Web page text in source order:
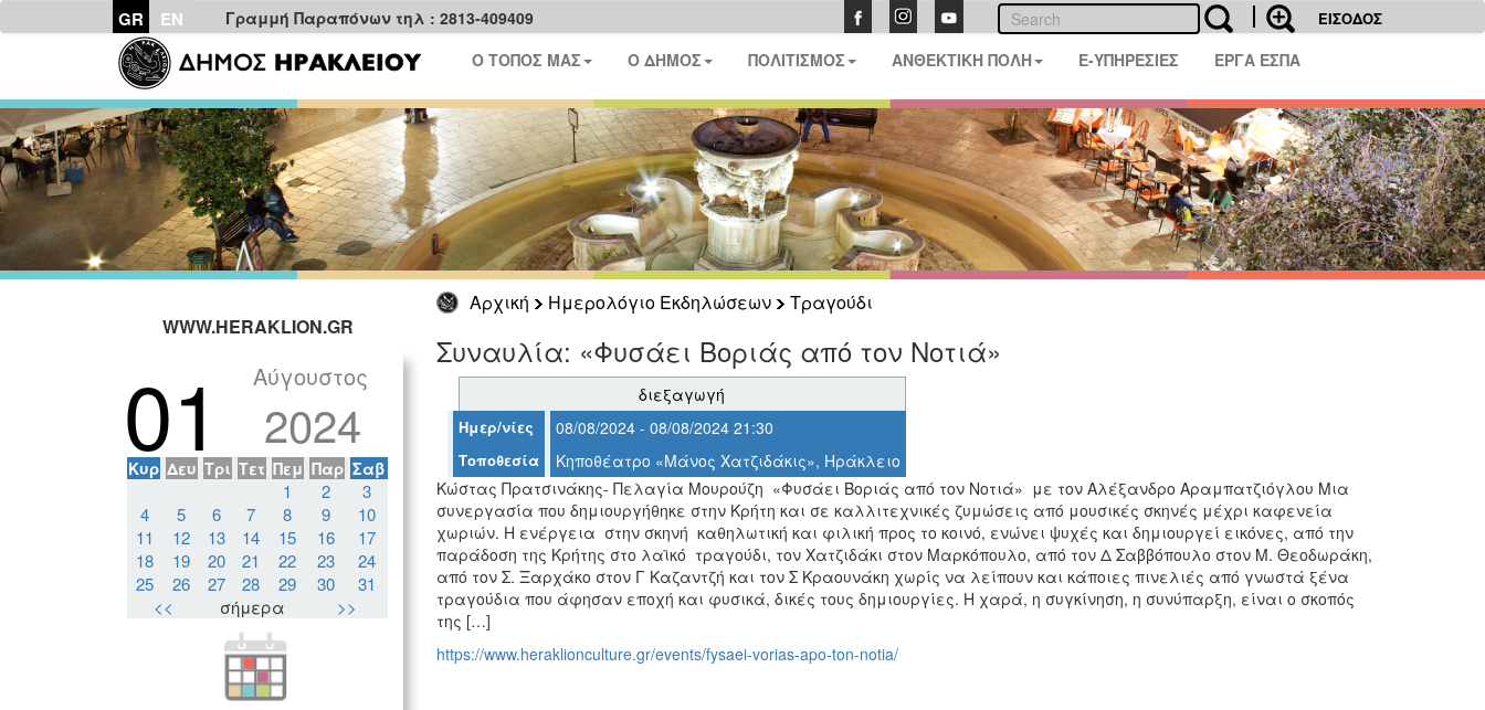
GR EN Γραμμή Παραπόνων τηλ : 2813-409409 ΕΙΣΟΔΟΣ
Ο ΤΟΠΟΣ ΜΑΣ Ο ΔΗΜΟΣ ΠΟΛΙΤΙΣΜΟΣ ΑΝΘΕΚΤΙΚΗ ΠΟΛΗ E-ΥΠΗΡΕΣΙΕΣ ΕΡΓΑ ΕΣΠΑ
Αρχική Ημερολόγιο Εκδηλώσεων
Τραγούδι
WWW.HERAKLION.GR
01 Αύγουστος
2024
Κυρ Δευ Τρι Τετ Πεμ Παρ Σαβ
1 2
3
4
5 6 7 8 9
10
11
12 13 14 15 16
17
18
19 20 21 22 23
24
25
26 27 28 29 30
31
<<
σήμερα >>
Συναυλία: «Φυσάει Βοριάς από τον Νοτιά»
διεξαγωγή
Ημερ/νίες 08/08/2024 - 08/08/2024 21:30
Τοποθεσία
Κηποθέατρο «Μάνος Χατζιδάκις», Ηράκλειο
Κώστας Πρατσινάκης- Πελαγία Μουρούζη «Φυσάει Βοριάς από τον Νοτιά» με τον Αλέξανδρο Αραμπατζιόγλου Μια
συνεργασία που δημιουργήθηκε στην Κρήτη και σε καλλιτεχνικές ζυμώσεις από μουσικές σκηνές μέχρι καφενεία
χωριών. Η ενέργεια στην σκηνή καθηλωτική και φιλική προς το κοινό, ενώνει ψυχές και δημιουργεί εικόνες, από την
παράδοση της Κρήτης στο λαϊκό τραγούδι, τον Χατζιδάκι στον Μαρκόπουλο, από τον Δ Σαββόπουλο στον Μ. Θεοδωράκη,
από τον Σ. Ξαρχάκο στον Γ Καζαντζή και τον Σ Κραουνάκη χωρίς να λείπουν και κάποιες πινελιές από γνωστά ξένα
τραγούδια που άφησαν εποχή και φυσικά, δικές τους δημιουργίες. Η χαρά, η συγκίνηση, η συνύπαρξη, είναι ο σκοπός
της […]
https://www.heraklionculture.gr/events/fysaei-vorias-apo-ton-notia/